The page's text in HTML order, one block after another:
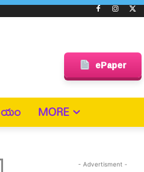
ePaper
MORE
- Advertisment -